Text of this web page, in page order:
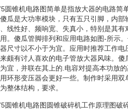
圆锥机电路图简单是指放大器的电路简
瓜是大功率模块，只有五只引脚，内
线性好、频响宽、失真小，特别是其
。傻瓜管脚排列和应用电路如图-所示
尺寸以不小于为宜。应用时推荐工作
颇有讨人喜欢的电子管放大器风味。
宜，并联在其上的.电容对提高本功放
环形变压器会更好一些。制作时采用
整体结构，要求。
圆锥机电路图圆锥破碎机工作原理图破